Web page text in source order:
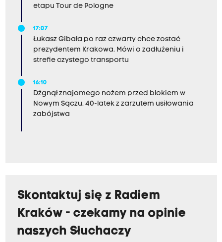
etapu Tour de Pologne
17:07
Łukasz Gibała po raz czwarty chce zostać
prezydentem Krakowa. Mówi o zadłużeniu i
strefie czystego transportu
16:10
Dźgnął znajomego nożem przed blokiem w
Nowym Sączu. 40-latek z zarzutem usiłowania
zabójstwa
Skontaktuj się z Radiem
Kraków - czekamy na opinie
naszych Słuchaczy